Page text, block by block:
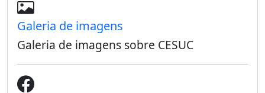
Galeria de imagens
Galeria de imagens sobre CESUC